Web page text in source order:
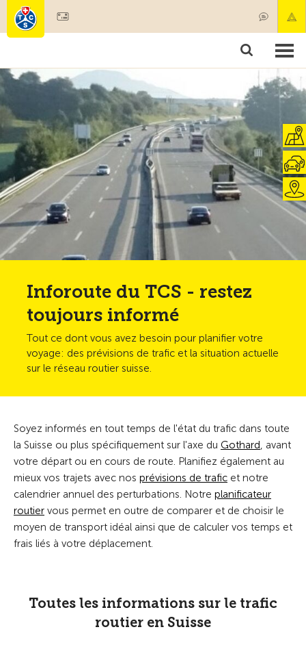
Membres & prestations
Tests, sécurité & santé
Inforoute du TCS - restez
toujours informé
Tout ce dont vous avez besoin pour planifier votre
voyage: des prévisions de trafic et la situation actuelle
sur le réseau routier suisse.
Soyez informés en tout temps de l'état du trafic dans toute
la Suisse ou plus spécifiquement sur l'axe du Gothard, avant
votre départ ou en cours de route. Planifiez également au
mieux vos trajets avec nos prévisions de trafic et notre
calendrier annuel des perturbations. Notre planificateur
routier vous permet en outre de comparer et de choisir le
moyen de transport idéal ainsi que de calculer vos temps et
frais liés à votre déplacement.
Toutes les informations sur le trafic
routier en Suisse